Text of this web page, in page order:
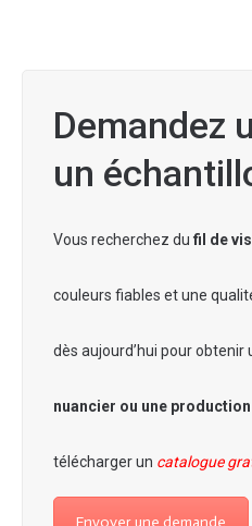
Demandez
un
Vous recherchez du fil de
couleurs fiables et une
dès aujourd’hui pour obtenir
nuancier ou une production
télécharger un catalogue
Envoyer une demande